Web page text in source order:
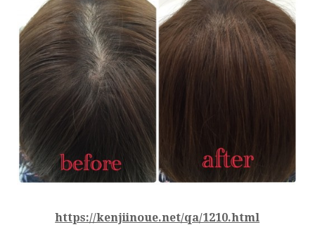
https://kenjiinoue.net/qa/1210.html